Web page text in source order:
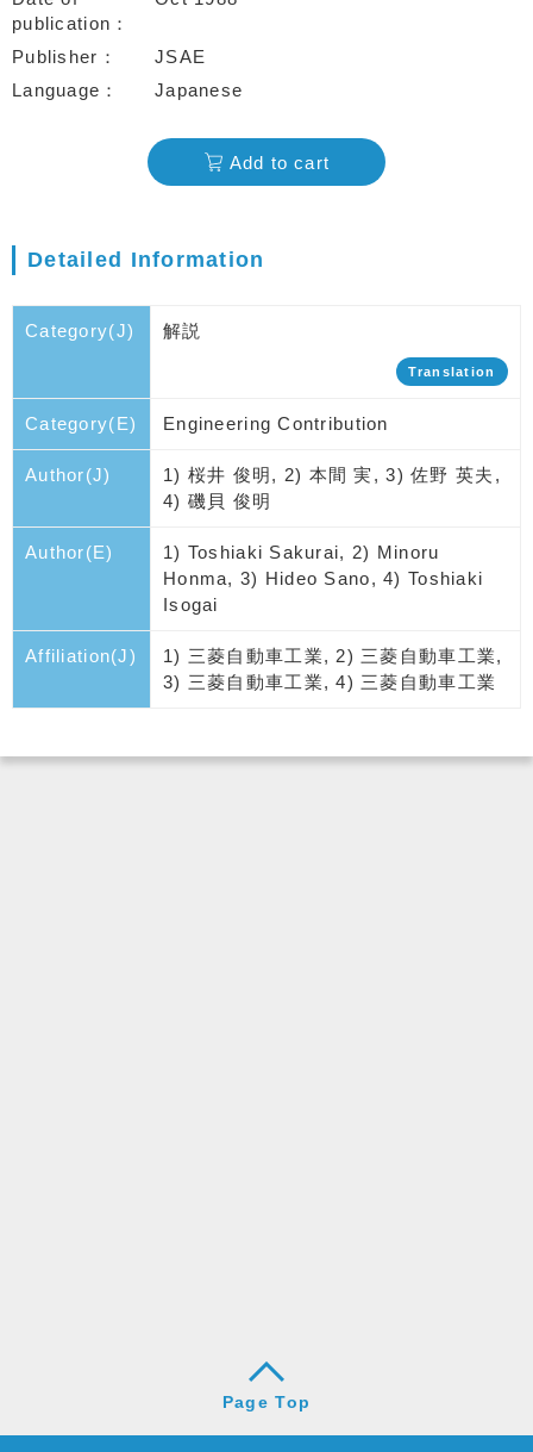
publication
Publisher
JSAE
Language
Japanese
Add to cart
Detailed Information
Category(J) 解説
Translation
Category(E) Engineering Contribution
Author(J)
1) 桜井 俊明, 2) 本間 実, 3) 佐野 英夫,
4) 磯貝 俊明
Author(E)
1) Toshiaki Sakurai, 2) Minoru
Honma, 3) Hideo Sano, 4) Toshiaki
Isogai
Affiliation(J)
1) 三菱自動車工業, 2) 三菱自動車工業,
3) 三菱自動車工業, 4) 三菱自動車工業
Page Top